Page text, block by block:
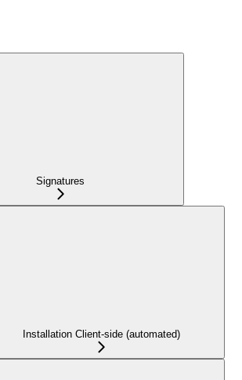
Signatures
Installation Client-side (automated)